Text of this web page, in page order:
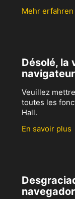
Mehr erfahren
Désolé, la
Veuillez
toutes les
Hall.
En savoir plus